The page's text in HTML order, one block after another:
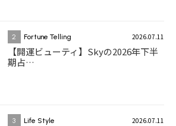
2 Fortune Telling 2026.07.11
【開運ビューティ】Skyの2026年下半
期占…
3 Life Style 2026.07.11